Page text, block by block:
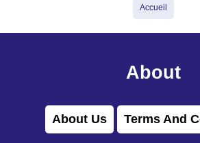
Accueil
About
About Us Terms And